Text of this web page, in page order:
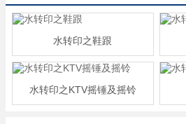
水转印之鞋跟
水转印之KTV摇锤及摇铃